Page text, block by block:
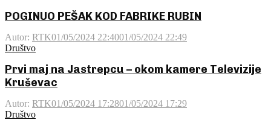
POGINUO PEŠAK KOD FABRIKE RUBIN
Autor: RTK01/05/2024 22:4001/05/2024 22:49
Društvo
Prvi maj na Jastrepcu – okom kamere Televizije
Kruševac
Autor: RTK01/05/2024 17:2801/05/2024 17:29
Društvo